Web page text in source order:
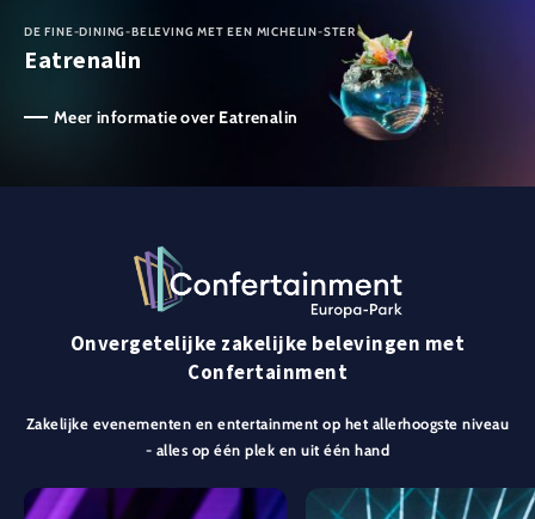
DE FINE-DINING-BELEVING MET EEN MICHELIN-STER
Eatrenalin
Meer informatie over Eatrenalin
Onvergetelijke zakelijke belevingen met
Confertainment
Zakelijke evenementen en entertainment op het allerhoogste niveau
- alles op één plek en uit één hand